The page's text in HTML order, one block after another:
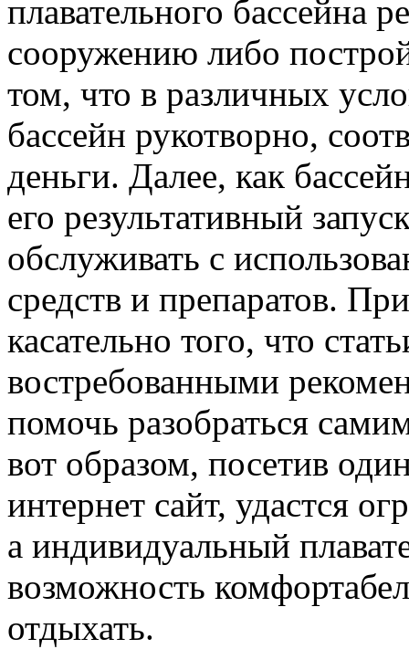
плавательного бассейна
сооружению либо
том, что в различных
бассейн рукотворно,
деньги. Далее, как
его результативный
обслуживать с
средств и препаратов.
касательно того, что
востребованными
помочь разобраться
вот образом, посетив
интернет сайт, удастся
а индивидуальный
возможность
отдыхать.